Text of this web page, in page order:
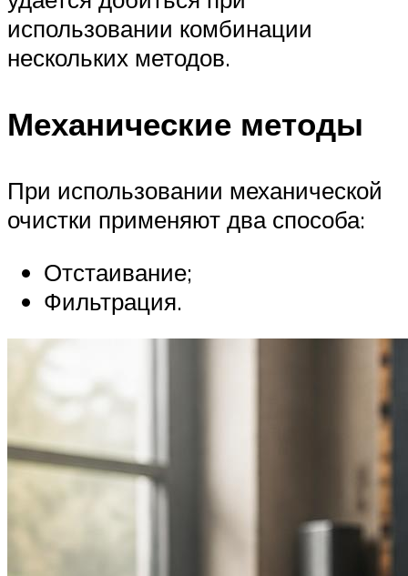
использовании комбинации
нескольких методов.
Механические методы
При использовании механической
очистки применяют два способа:
Отстаивание;
Фильтрация.